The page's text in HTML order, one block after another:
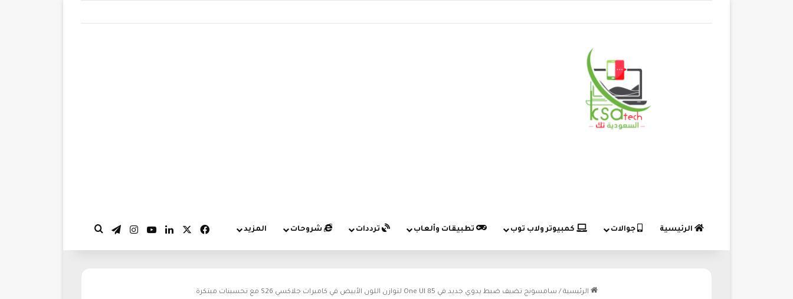
الرئيسية جوالات كمبيوتر ولاب توب تطبيقات وألعاب ترددات شروحات المزيد فيسبوك لينكدإن‫YouTubeانستقرام
تيلقرام
الرئيسية / سامسونج تضيف ضبط يدوي جديد في One UI 85 لتوازن اللون الأبيض في كاميرات جلاكسي S26 مع تحسينات مبتكرة